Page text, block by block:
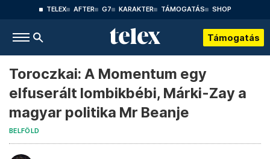
TELEX AFTER G7 KARAKTER TÁMOGATÁS SHOP
Támogatás
Toroczkai: A Momentum egy
elfuserált lombikbébi, Márki-Zay a
magyar politika Mr Beanje
BELFÖLD